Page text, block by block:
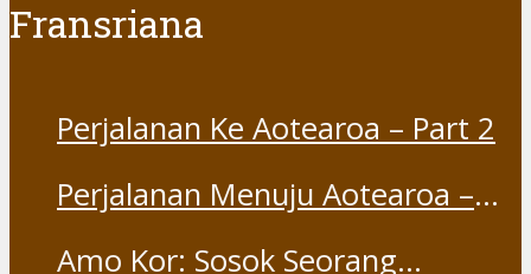
Fransriana
Perjalanan Ke Aotearoa – Part 2
Perjalanan Menuju Aotearoa –
Amo Kor: Sosok Seorang